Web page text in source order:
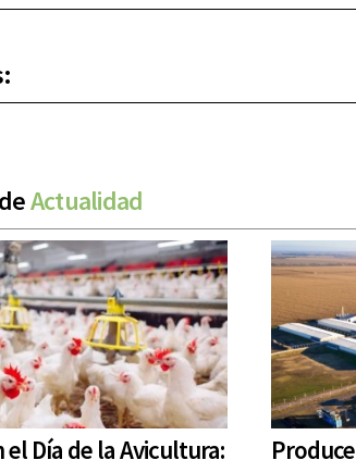
Actualidad
Día de la Avicultura: